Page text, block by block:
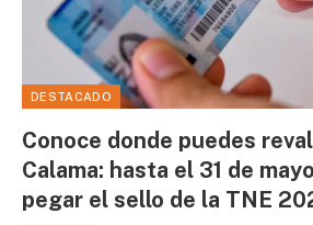
DESTACADO
Conoce donde puedes
Calama: hasta el 31 de
pegar el sello de la TNE